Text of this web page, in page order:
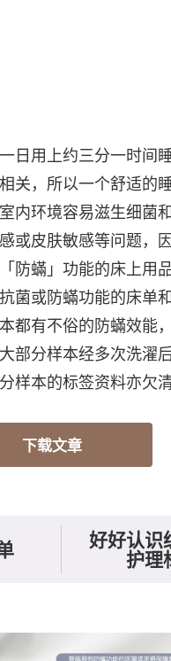
日用上约三分一时间
关，所以一个舒适的
内环境容易滋生细菌
或皮肤敏感等问题，
防蟎」功能的床上用
菌或防蟎功能的床单
都有不俗的防蟎效能
部分样本经多次洗濯
样本的标签资料亦欠
下载文章
好好认识
护理